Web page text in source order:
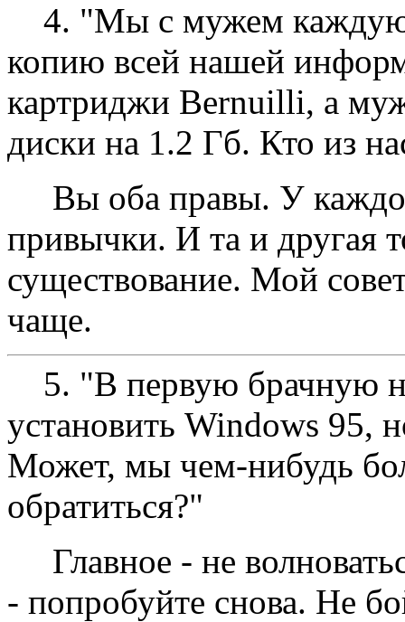
4. "Мы с мужем каждую
копию всей нашей
картриджи Bernuilli, а
диски на 1.2 Гб. Кто из
Вы оба правы. У
привычки. И та и другая
существование. Мой
чаще.
5. "В первую брачную
установить Windows 95,
Может, мы чем-нибудь
обратиться?"
Главное - не
- попробуйте снова. Hе